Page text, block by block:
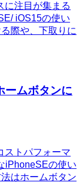
に注目が集まる
iOS15の使い
際や、下取りに
ームボタンに
ストパフォーマ
iPhoneSEの使い
はホームボタン